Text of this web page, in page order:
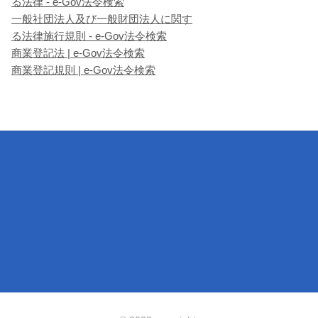
一般社団法人及び一般財団法人に関す
る法律施行規則 - e-Gov法令検索
商業登記法 | e-Gov法令検索
商業登記規則 | e-Gov法令検索